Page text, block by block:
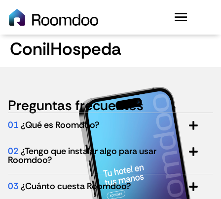
ConilHospeda
Preguntas frecuentes
01 ¿Qué es Roomdoo?
02 ¿Tengo que instalar algo para usar
Roomdoo?
03 ¿Cuánto cuesta Roomdoo?